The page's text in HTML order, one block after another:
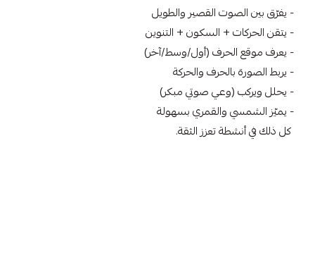
- يفرّق بين الصوت القصير والطويل
- يتقن الحركات + السكون + التنوين
- يعرف موقع الحرف (أول/وسط/آخر)
- يربط الصورة بالحرف والحركة
- يحلل ويركب (وعي صوتي مبكر)
- يميّز الشمسي والقمري بسهولة
كل ذلك في أنشطة تعزز الثقة.